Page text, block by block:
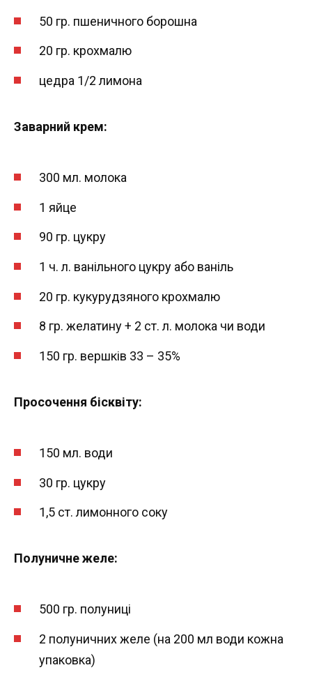
50 гр. пшеничного борошна
20 гр. крохмалю
цедра 1/2 лимона
Заварний крем:
300 мл. молока
1 яйце
90 гр. цукру
1 ч. л. ванільного цукру або ваніль
20 гр. кукурудзяного крохмалю
8 гр. желатину + 2 ст. л. молока чи води
150 гр. вершків 33 – 35%
Просочення бісквіту:
150 мл. води
30 гр. цукру
1,5 ст. лимонного соку
Полуничне желе:
500 гр. полуниці
2 полуничних желе (на 200 мл води кожна
упаковка)